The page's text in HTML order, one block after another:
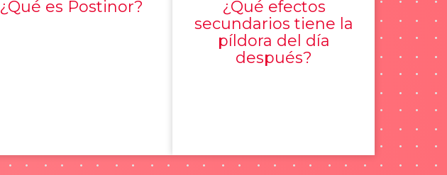
¿Qué es Postinor?
¿Qué efectos
secundarios tiene la
píldora del día
después?